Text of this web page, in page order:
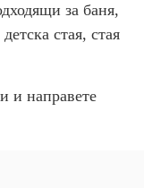
за баня,
стая, стая
и направете